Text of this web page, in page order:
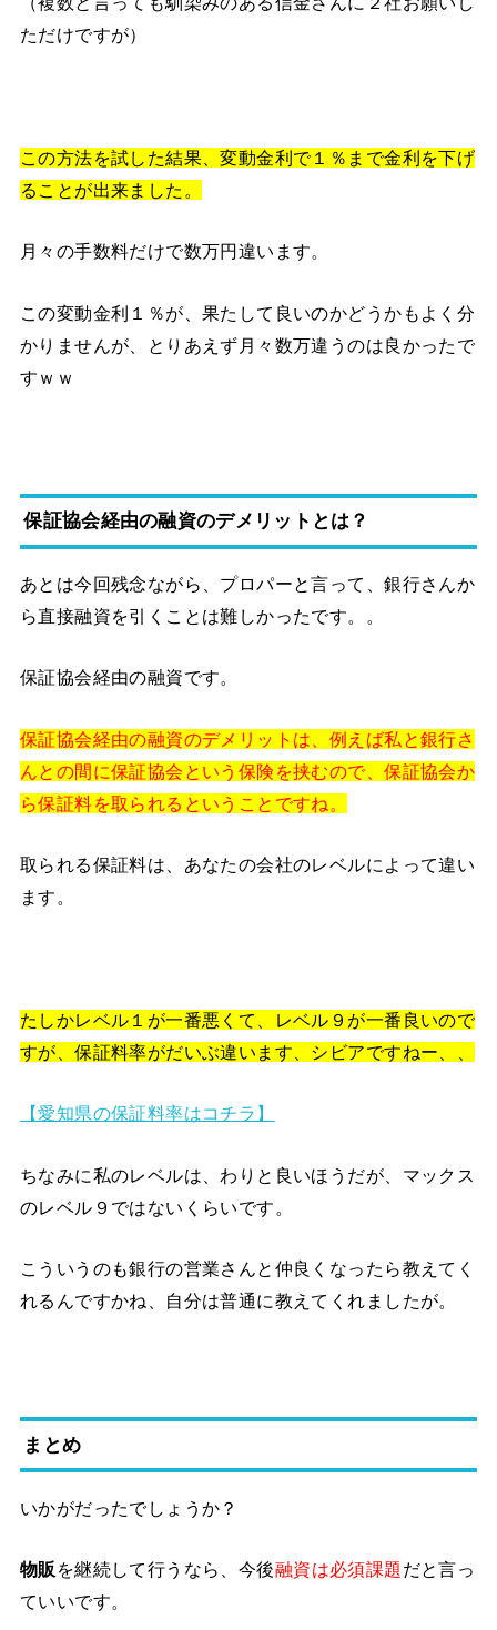
ただけですが）
この方法を試した結果、変動金利で１％まで金利を下げ
ることが出来ました。
月々の手数料だけで数万円違います。
この変動金利１％が、果たして良いのかどうかもよく分
かりませんが、とりあえず月々数万違うのは良かったで
すｗｗ
保証協会経由の融資のデメリットとは？
あとは今回残念ながら、プロパーと言って、銀行さんか
ら直接融資を引くことは難しかったです。。
保証協会経由の融資です。
保証協会経由の融資のデメリットは、例えば私と銀行さ
んとの間に保証協会という保険を挟むので、保証協会か
ら保証料を取られるということですね。
取られる保証料は、あなたの会社のレベルによって違い
ます。
たしかレベル１が一番悪くて、レベル９が一番良いので
すが、保証料率がだいぶ違います、シビアですねー、、
【愛知県の保証料率はコチラ】
ちなみに私のレベルは、わりと良いほうだが、マックス
のレベル９ではないくらいです。
こういうのも銀行の営業さんと仲良くなったら教えてく
れるんですかね、自分は普通に教えてくれましたが。
まとめ
いかがだったでしょうか？
物販 を継続して行うなら、今後融資は必須課題 だと言っ
ていいです。